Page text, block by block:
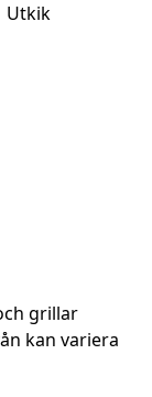
Utkik
grillar
kan variera